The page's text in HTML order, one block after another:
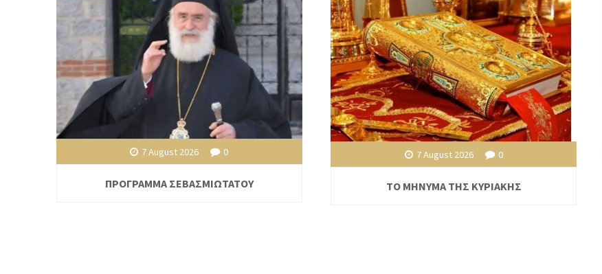
7 August 2026 0
ΠΡΟΓΡΑΜΜΑ ΣΕΒΑΣΜΙΩΤΑΤΟΥ
7 August 2026 0
ΤΟ ΜΗΝΥΜΑ ΤΗΣ ΚΥΡΙΑΚΗΣ